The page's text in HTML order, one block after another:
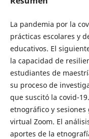
La pandemia por la
prácticas escolares y
educativos. El
la capacidad de
estudiantes de
su proceso de
que suscitó la covid-
etnográfico y
virtual Zoom. El
aportes de la